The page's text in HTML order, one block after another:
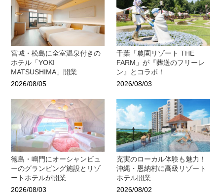
宮城・松島に全室温泉付きの
ホテル「YOKI
MATSUSHIMA」開業
2026/08/05
千葉「農園リゾート THE
FARM」が『葬送のフリーレ
ン』とコラボ！
2026/08/03
徳島・鳴門にオーシャンビュ
ーのグランピング施設とリゾ
ートホテルが開業
2026/08/03
充実のローカル体験も魅力！
沖縄・恩納村に高級リゾート
ホテル開業
2026/08/02